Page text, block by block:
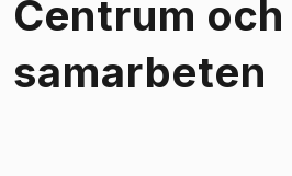
Centrum och
samarbeten